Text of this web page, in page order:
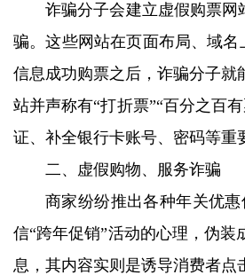
诈骗分子会建立虚假购票网
骗。这些网站在页面布局、域
信息成功购票之后，诈骗分子就
站并声称有“打折票”“百分之百
证、补全银行卡账号、密码等重
二、虚假购物、服务诈骗
商家纷纷推出各种年关优
信“跨年促销”活动的心理，伪
息，其内容实则是诱导消费者点